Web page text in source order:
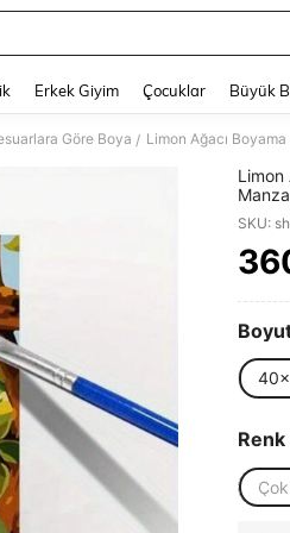
Erkek Giyim Çocuklar Büyük
Göre Boya /
Limon
İçin El
SKU:
Renk